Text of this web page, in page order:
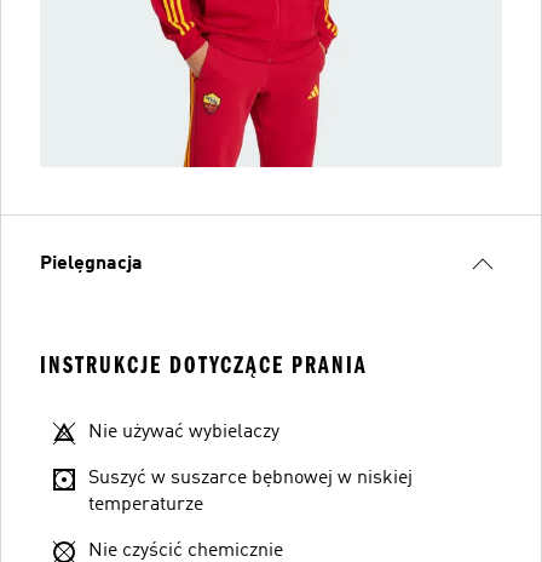
Pielęgnacja
INSTRUKCJE DOTYCZĄCE PRANIA
Nie używać wybielaczy
Suszyć w suszarce bębnowej w niskiej
temperaturze
Nie czyścić chemicznie